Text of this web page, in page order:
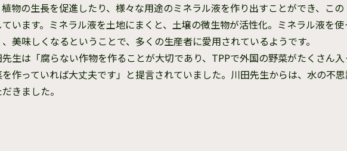
植物の生長を促進したり、様々な用途のミネラル液を作り出すことができ、こ
います。ミネラル液を土地にまくと、土壌の微生物が活性化。ミネラル液を
美味しくなるということで、多くの生産者に愛用されているようです。
先生は「腐らない作物を作ることが大切であり、TPPで外国の野菜がたくさん
作っていれば大丈夫です」と提言されていました。川田先生からは、水の不
きました。